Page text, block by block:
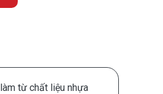
từ chất liệu nhựa